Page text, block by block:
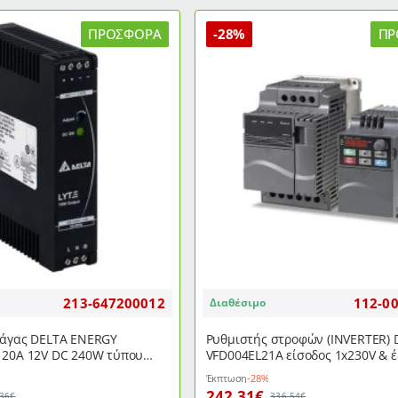
SYSTEMS
LYTE
120W
24V120W1ΕΝ
ΠΡΟΣΦΟΡΆ
213-647200012
DELTA ENERGY
20Α 12V DC 240W τύπου
-28%
Διαθέσιμο 112-
Ρυθμιστής στροφών (INVERTER)
VFD004EL21A είσοδος 1x230V &
Έκπτωση-28%
336,54€